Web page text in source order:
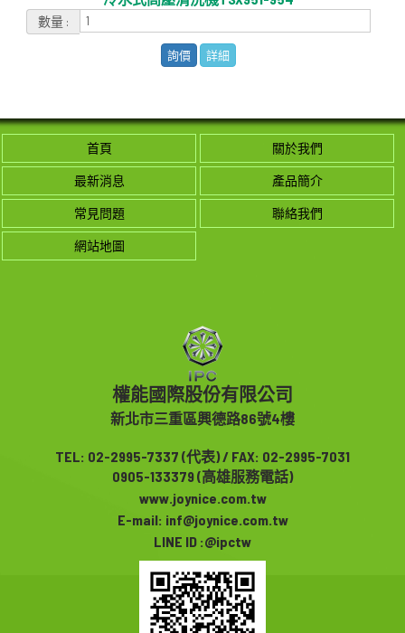
數量 :
詢價 詳細
首頁 關於我們
最新消息 產品簡介
常見問題 聯絡我們
網站地圖
權能國際股份有限公司
新北市三重區興德路86號4樓
TEL: 02-2995-7337 (代表) / FAX: 02-2995-7031
0905-133379(高雄服務電話)
www.joynice.com.tw
E-mail: inf@joynice.com.tw
LINE ID :@ipctw